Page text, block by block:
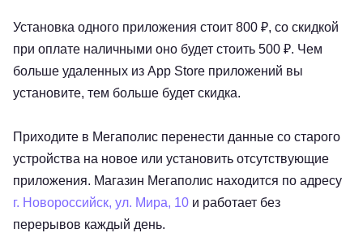
Установка одного приложения стоит 800 ₽, со скидкой
при оплате наличными оно будет стоить 500 ₽. Чем
больше удаленных из App Store приложений вы
установите, тем больше будет скидка.
Приходите в Мегаполис перенести данные со старого
устройства на новое или установить отсутствующие
приложения. Магазин Мегаполис находится по адресу
г. Новороссийск, ул. Мира, 10 и работает без
перерывов каждый день.